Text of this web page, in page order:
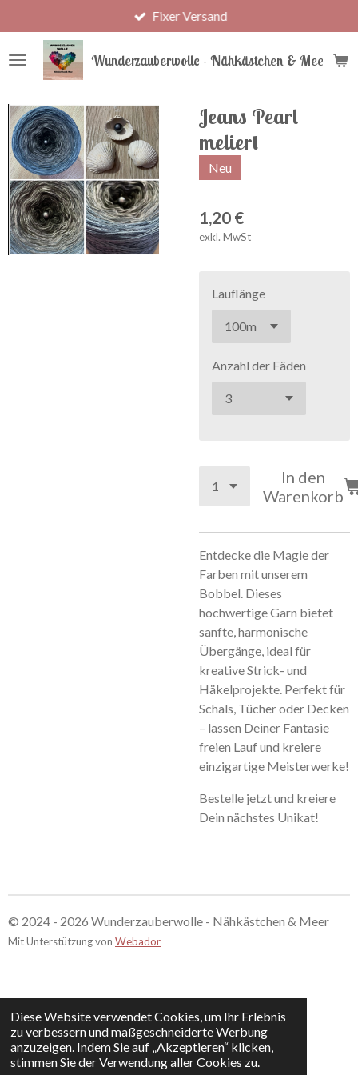
Diese Website verwendet Cookies, um Ihr Erlebnis
zu verbessern und maßgeschneiderte Werbung
anzuzeigen. Indem Sie auf „Akzeptieren“ klicken,
stimmen Sie der Verwendung aller Cookies zu.
Hauptinhalt
springen
Wunderzauberwolle - Nähkästchen & Meer
Fixer Versand
Jeans Pearl
meliert
Neu
1,20 €
exkl. MwSt
Lauflänge
Anzahl der Fäden
In den
Warenkorb
Entdecke die Magie der
Farben mit unserem
Bobbel. Dieses
hochwertige Garn bietet
sanfte, harmonische
Übergänge, ideal für
kreative Strick- und
Häkelprojekte. Perfekt für
Schals, Tücher oder Decken
– lassen Deiner Fantasie
freien Lauf und kreiere
einzigartige Meisterwerke!
Bestelle jetzt und kreiere
Dein nächstes Unikat!
© 2024 - 2026 Wunderzauberwolle - Nähkästchen & Meer
Mit Unterstützung von Webador